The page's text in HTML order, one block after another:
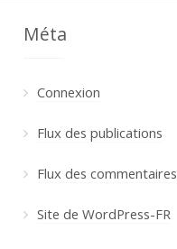
Méta
Connexion
Flux des publications
Flux des commentaires
Site de WordPress-FR